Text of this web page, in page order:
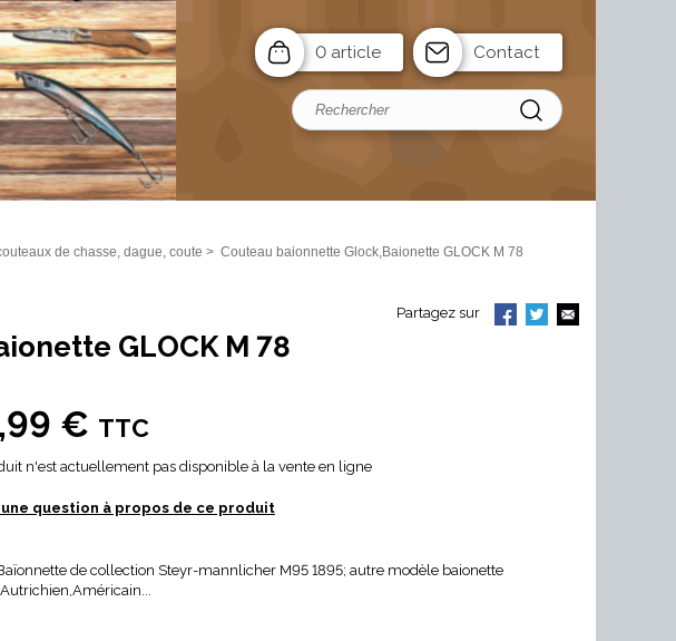
0 article Contact
de chasse, dague, coute > Couteau baionnette Glock,Baionette GLOCK M 78
Partagez sur
GLOCK M 78
€ TTC
n'est actuellement pas disponible à la vente en ligne
une question à propos de ce produit
de collection Steyr-mannlicher M95 1895; autre modèle baionette